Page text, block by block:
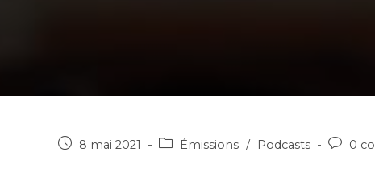
Post8 mai 2021
PostÉmissions / Podcasts
Post0